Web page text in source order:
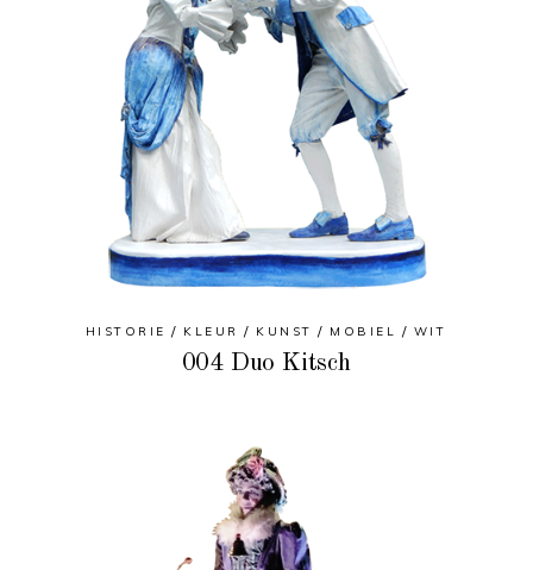
HISTORIE KLEUR KUNST MOBIEL WIT
004 Duo Kitsch